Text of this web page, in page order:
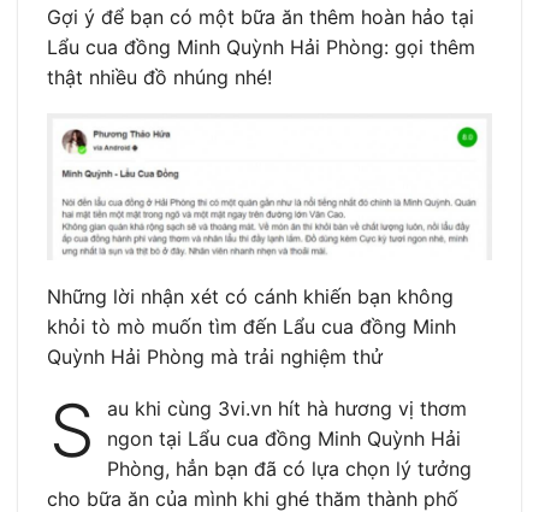
Gợi ý để bạn có một bữa ăn thêm hoàn hảo tại
Lẩu cua đồng Minh Quỳnh Hải Phòng: gọi thêm
thật nhiều đồ nhúng nhé!
Những lời nhận xét có cánh khiến bạn không
khỏi tò mò muốn tìm đến Lẩu cua đồng Minh
Quỳnh Hải Phòng mà trải nghiệm thử
S
au khi cùng 3vi.vn hít hà hương vị thơm
ngon tại Lẩu cua đồng Minh Quỳnh Hải
Phòng, hẳn bạn đã có lựa chọn lý tưởng
cho bữa ăn của mình khi ghé thăm thành phố